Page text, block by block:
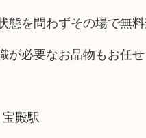
態を問わずその場で無
が必要なお品物もお任せ
殿駅